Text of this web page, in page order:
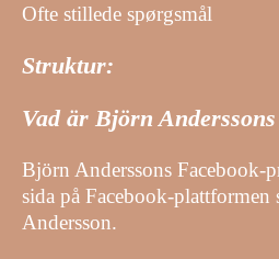
Ofte stillede spørgsmål
Struktur:
Vad är Björn
Björn Anderssons Facebook-
sida på Facebook-
Andersson.